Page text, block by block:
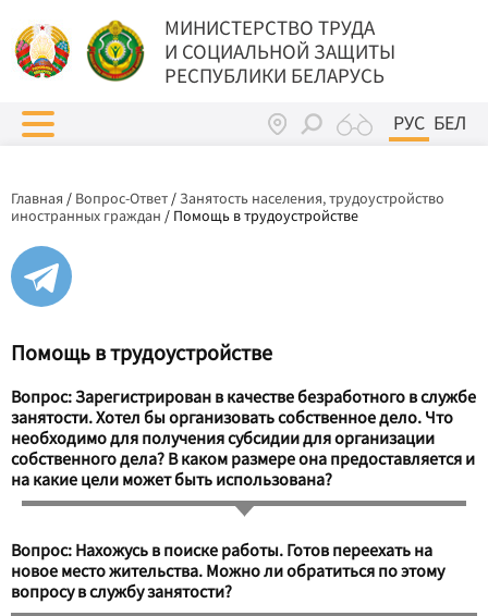
МИНИСТЕРСТВО ТРУДА
И СОЦИАЛЬНОЙ ЗАЩИТЫ
РЕСПУБЛИКИ БЕЛАРУСЬ
РУС БЕЛ
Главная / Вопрос-Ответ /Занятость населения, трудоустройство
иностранных граждан / Помощь в трудоустройстве
Помощь в трудоустройстве
Вопрос: Зарегистрирован в качестве безработного в службе
занятости. Хотел бы организовать собственное дело. Что
необходимо для получения субсидии для организации
собственного дела? В каком размере она предоставляется и
на какие цели может быть использована?
Вопрос: Нахожусь в поиске работы. Готов переехать на
новое место жительства. Можно ли обратиться по этому
вопросу в службу занятости?